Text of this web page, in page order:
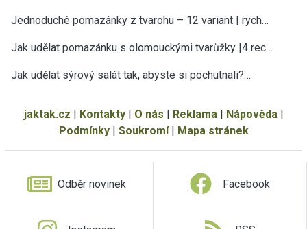
Jednoduché pomazánky z tvarohu – 12 variant | rych…
Jak udělat pomazánku s olomouckými tvarůžky |4 rec…
Jak udělat sýrový salát tak, abyste si pochutnali?…
jaktak.cz | Kontakty| O nás | Reklama | Nápověda |
Podmínky| Soukromí| Mapa stránek
Odběr novinek Facebook